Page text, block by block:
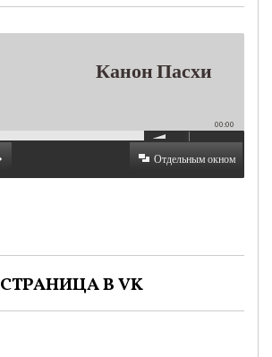
Канон Пасхи
00:00
Отдельным окном
СТРАНИЦА В VK